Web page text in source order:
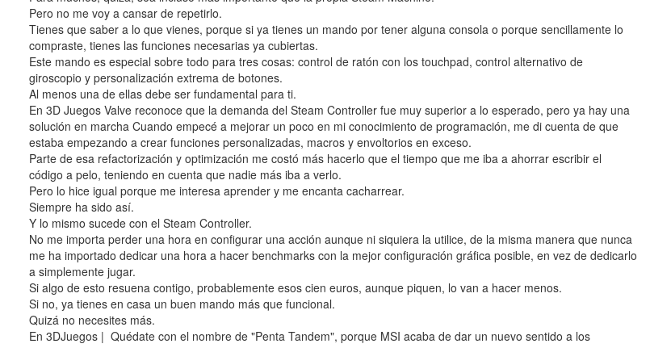
Pero no me voy a cansar de repetirlo.
Tienes que saber a lo que vienes, porque si ya tienes un mando por tener alguna consola o porque sencillamente lo
compraste, tienes las funciones necesarias ya cubiertas.
Este mando es especial sobre todo para tres cosas: control de ratón con los touchpad, control alternativo de
giroscopio y personalización extrema de botones.
Al menos una de ellas debe ser fundamental para ti.
En 3D Juegos Valve reconoce que la demanda del Steam Controller fue muy superior a lo esperado, pero ya hay una
solución en marcha Cuando empecé a mejorar un poco en mi conocimiento de programación, me di cuenta de que
estaba empezando a crear funciones personalizadas, macros y envoltorios en exceso.
Parte de esa refactorización y optimización me costó más hacerlo que el tiempo que me iba a ahorrar escribir el
código a pelo, teniendo en cuenta que nadie más iba a verlo.
Pero lo hice igual porque me interesa aprender y me encanta cacharrear.
Siempre ha sido así.
Y lo mismo sucede con el Steam Controller.
No me importa perder una hora en configurar una acción aunque ni siquiera la utilice, de la misma manera que nunca
me ha importado dedicar una hora a hacer benchmarks con la mejor configuración gráfica posible, en vez de dedicarlo
a simplemente jugar.
Si algo de esto resuena contigo, probablemente esos cien euros, aunque piquen, lo van a hacer menos.
Si no, ya tienes en casa un buen mando más que funcional.
Quizá no necesites más.
En 3DJuegos | Quédate con el nombre de "Penta Tandem", porque MSI acaba de dar un nuevo sentido a los